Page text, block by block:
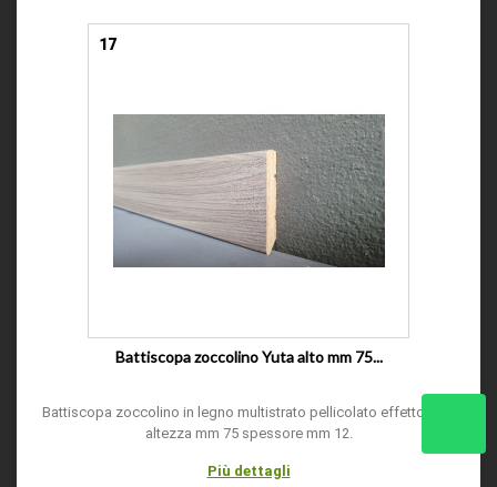
17
Battiscopa zoccolino Yuta alto mm 75...
Battiscopa zoccolino in legno multistrato pellicolato effetto yuta
altezza mm 75 spessore mm 12.
Più dettagli